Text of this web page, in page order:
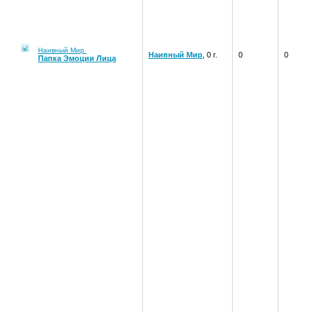
Наивный Мир
Папка Эмоции Лица Наивный Мир , 0 г. 0 0